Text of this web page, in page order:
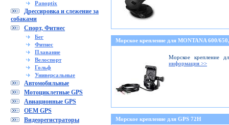
Panoptix
Дрессировка и слежение за
собаками
Спорт, Фитнес
Бег
Фитнес
Плавание
Велоспорт
Гольф
Универсальные
Автомобильные
Мотоциклетные GPS
Авиационные GPS
OEM GPS
Видеорегистраторы
Морское крепление для MONTANA 600/
Морское крепление
информация >>
Морское крепление для GPS 72H